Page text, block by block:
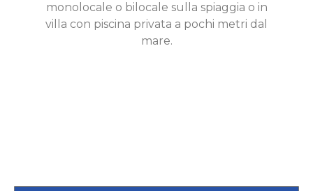
monolocale o bilocale sulla spiaggia o in
villa con piscina privata a pochi metri dal
mare.